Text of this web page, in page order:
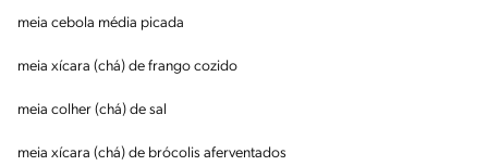
meia cebola média picada
meia xícara (chá) de frango cozido
meia colher (chá) de sal
meia xícara (chá) de brócolis aferventados